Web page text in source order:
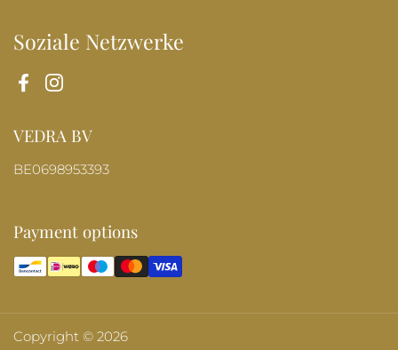
Soziale Netzwerke
FacebookInstagram
VEDRA BV
BE0698953393
Payment options
Copyright © 2026